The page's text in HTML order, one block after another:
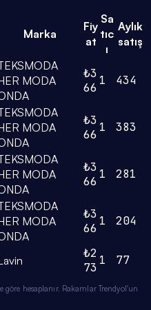
Marka
Fiy
at
Sa
tıc
ı
Aylık
satış
MODA
₺3
66
1 434
MODA
₺3
66
1 383
MODA
₺3
66
1 281
MODA
₺3
66
1 204
₺2
73
1 77
hesaplanır. Rakamlar Trendyol'un